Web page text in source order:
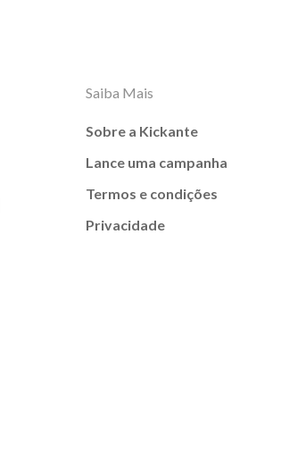
Saiba Mais
Sobre a Kickante
Lance uma campanha
Termos e condições
Privacidade